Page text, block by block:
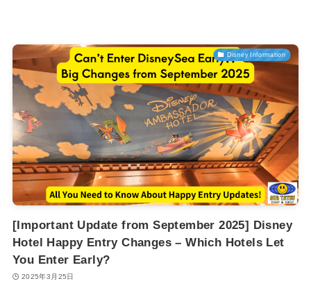
Disney Information
[Important Update from September 2025] Disney
Hotel Happy Entry Changes – Which Hotels Let
You Enter Early?
2025年3月25日